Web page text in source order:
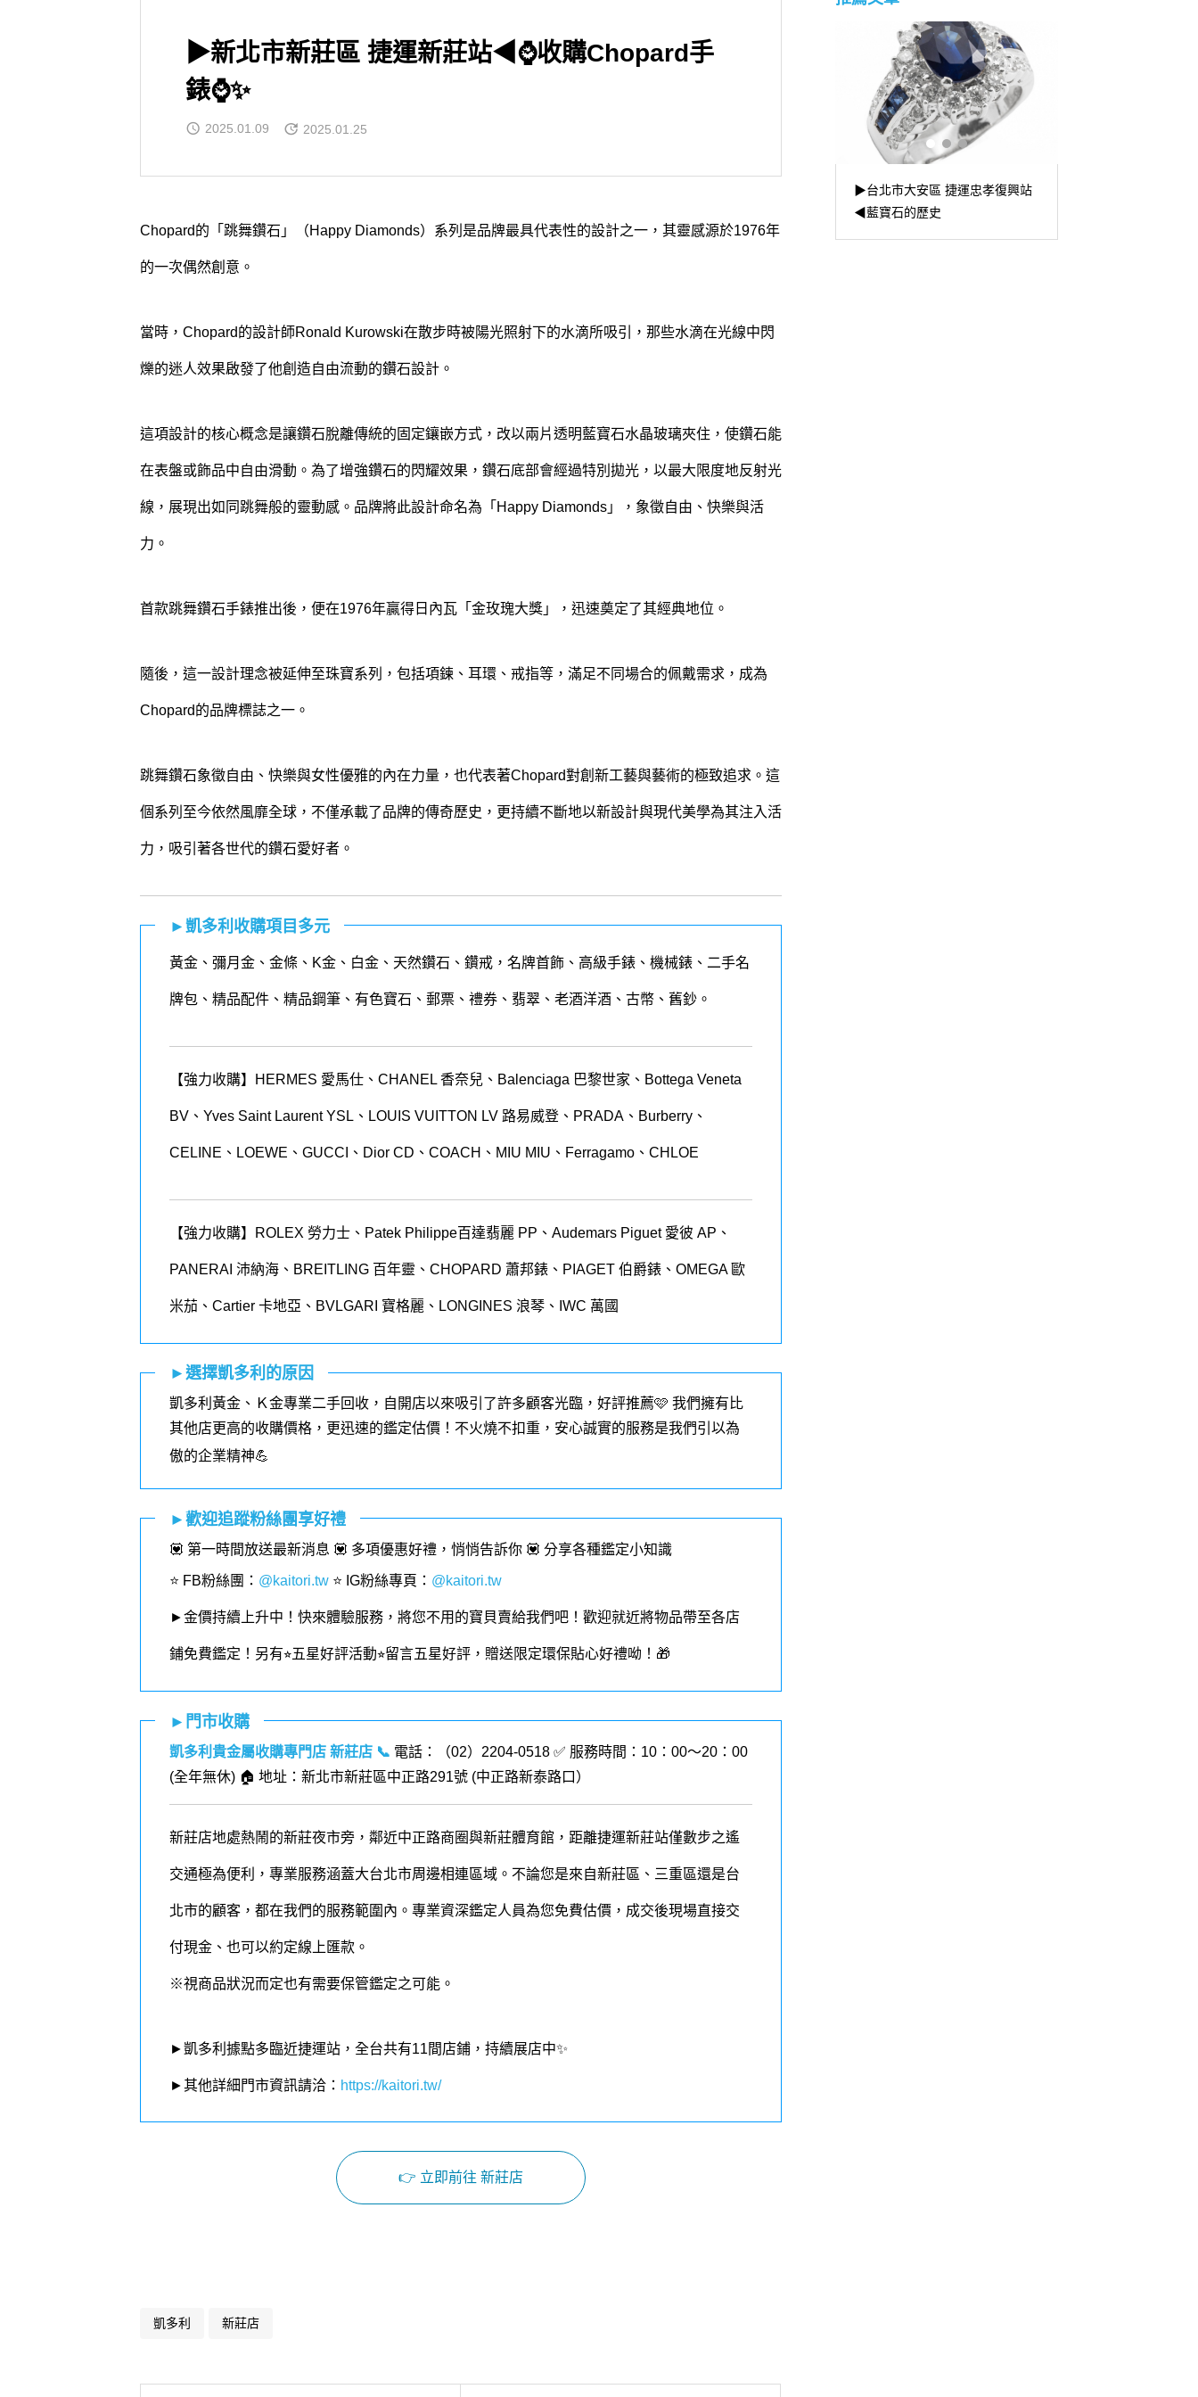
▶新北市新莊區 捷運新莊站◀⌚收購Chopard手
錶⌚✨
2025.01.09 2025.01.25
Chopard的「跳舞鑽石」（Happy Diamonds）系列是品牌最具代表性的設計之一，其靈感源於1976年
的一次偶然創意。
當時，Chopard的設計師Ronald Kurowski在散步時被陽光照射下的水滴所吸引，那些水滴在光線中閃
爍的迷人效果啟發了他創造自由流動的鑽石設計。
這項設計的核心概念是讓鑽石脫離傳統的固定鑲嵌方式，改以兩片透明藍寶石水晶玻璃夾住，使鑽石能
在表盤或飾品中自由滑動。為了增強鑽石的閃耀效果，鑽石底部會經過特別拋光，以最大限度地反射光
線，展現出如同跳舞般的靈動感。品牌將此設計命名為「Happy Diamonds」，象徵自由、快樂與活
力。
首款跳舞鑽石手錶推出後，便在1976年贏得日內瓦「金玫瑰大獎」，迅速奠定了其經典地位。
隨後，這一設計理念被延伸至珠寶系列，包括項鍊、耳環、戒指等，滿足不同場合的佩戴需求，成為
Chopard的品牌標誌之一。
跳舞鑽石象徵自由、快樂與女性優雅的內在力量，也代表著Chopard對創新工藝與藝術的極致追求。這
個系列至今依然風靡全球，不僅承載了品牌的傳奇歷史，更持續不斷地以新設計與現代美學為其注入活
力，吸引著各世代的鑽石愛好者。
►凱多利收購項目多元
黃金 、 彌月金 、 金條 、K金、白金、天然鑽石、鑽戒，名牌首飾、高級手錶、機械錶、二手名
牌包、精品配件、精品鋼筆、有色寶石、郵票、禮券、翡翠、老酒洋酒、古幣、舊鈔。
【強力收購】HERMES 愛馬仕、CHANEL 香奈兒、Balenciaga 巴黎世家、Bottega Veneta
BV、Yves Saint Laurent YSL、LOUIS VUITTON LV 路易威登、PRADA、Burberry、
CELINE、LOEWE、GUCCI、Dior CD、COACH、MIU MIU、Ferragamo、CHLOE
【強力收購】ROLEX 勞力士、 Patek Philippe百達翡麗 PP 、 Audemars Piguet 愛彼 AP 、
PANERAI 沛納海、 BREITLING 百年靈、 CHOPARD 蕭邦錶、 PIAGET 伯爵錶、 OMEGA 歐
米茄、 Cartier 卡地亞、 BVLGARI 寶格麗、 LONGINES 浪琴、 IWC 萬國
►選擇凱多利的原因
凱多利黃金、Ｋ金專業二手回收，自開店以來吸引了許多顧客光臨，好評推薦🩷 我們擁有比
其他店更高的收購價格，更迅速的鑑定估價！不火燒不扣重，安心誠實的服務是我們引以為
傲的企業精神💪
►歡迎追蹤粉絲團享好禮
💟 第一時間放送最新消息 💟 多項優惠好禮，悄悄告訴你 💟 分享各種鑑定小知識
⭐️ FB粉絲團 ： @kaitori.tw ⭐️ IG粉絲專頁 ： @kaitori.tw
►金價持續上升中！快來體驗服務，將您不用的寶貝賣給我們吧！歡迎就近將物品帶至各店
鋪免費鑑定！ 另有⭐︎五星好評活動⭐︎留言五星好評，贈送限定環保貼心好禮呦！🎁
►門市收購
凱多利貴金屬收購專門店 新莊店 📞 電話：（02） 2204-0518 ✅ 服務時間：10：00～20：00
(全年無休) 🏠 地址：新北市新莊區中正路291號 (中正路新泰路口 ）
新莊店地處熱鬧的新莊夜市旁，鄰近中正路商圈與新莊體育館，距離捷運新莊站僅數步之遙
交通極為便利，專業服務涵蓋大台北市周邊相連區域。不論您是來自新莊區、三重區還是台
北市的顧客，都在我們的服務範圍內 。 專業資深鑑定人員為您免費估價，成交後現場直接交
付現金、也可以約定線上匯款。
※視商品狀況而定也有需要保管鑑定之可能。
►凱多利據點多臨近捷運站，全台共有11間店鋪，持續展店中✨
►其他詳細門市資訊請洽： https://kaitori.tw/
👉 立即前往 新莊店
凱多利 新莊店
▶新北市三重區 捷運菜寮站◀ 坐
洋銀幣